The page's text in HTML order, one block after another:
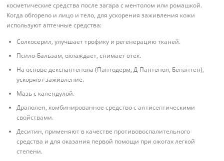
косметические средства после загара с ментолом или ромашкой.
Когда обгорело и лицо и тело, для ускорения заживления кожи
используют аптечные средства:
Солкосерил, улучшает трофику и регенерацию тканей.
Псило-Бальзам, охлаждает, снимает отек.
На основе декспантенола (Пантодерм, Д-Пантенол, Бепантен),
ускоряют заживление.
Мазь с календулой.
Драполен, комбинированное средство с антисептическими
свойствами.
Деситин, применяют в качестве противовоспалительного
средства и для оказания первой помощи при ожогах легкой
степени.